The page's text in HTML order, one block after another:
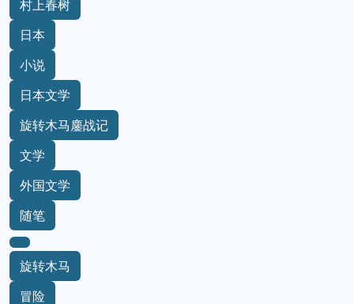
isbn号码:9787532729210
丛书系列:村上春树文集（2001版）
图书标签:
村上春树
日本
小说
日本文学
旋转木马鏖战记